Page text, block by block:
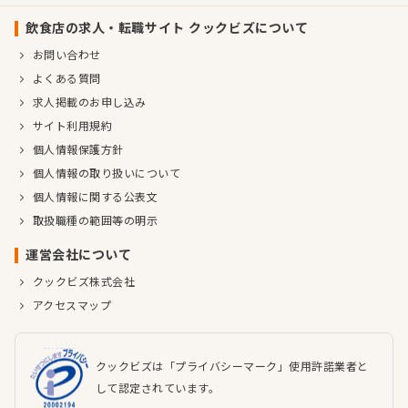
飲食店の求人・転職サイト クックビズについて
お問い合わせ
よくある質問
求人掲載のお申し込み
サイト利用規約
個人情報保護方針
個人情報の取り扱いについて
個人情報に関する公表文
取扱職種の範囲等の明示
運営会社について
クックビズ株式会社
アクセスマップ
クックビズは「プライバシーマーク」使用許諾業者と
して認定されています。